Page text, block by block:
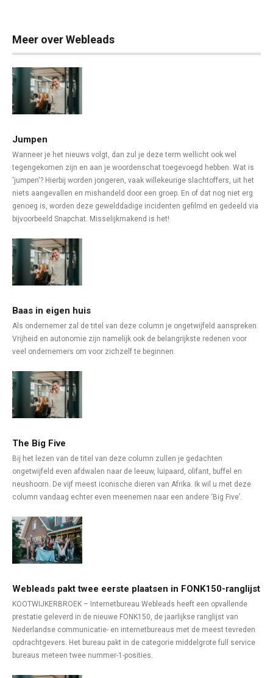
Meer over Webleads
Jumpen
Wanneer je het nieuws volgt, dan zul je deze term wellicht ook wel
tegengekomen zijn en aan je woordenschat toegevoegd hebben. Wat is
'jumpen'? Hierbij worden jongeren, vaak willekeurige slachtoffers, uit het
niets aangevallen en mishandeld door een groep. En of dat nog niet erg
genoeg is, worden deze gewelddadige incidenten gefilmd en gedeeld via
bijvoorbeeld Snapchat. Misselijkmakend is het!
Baas in eigen huis
Als ondernemer zal de titel van deze column je ongetwijfeld aanspreken.
Vrijheid en autonomie zijn namelijk ook de belangrijkste redenen voor
veel ondernemers om voor zichzelf te beginnen.
The Big Five
Bij het lezen van de titel van deze column zullen je gedachten
ongetwijfeld even afdwalen naar de leeuw, luipaard, olifant, buffel en
neushoorn. De vijf meest iconische dieren van Afrika. Ik wil u met deze
column vandaag echter even meenemen naar een andere ‘Big Five’.
Webleads pakt twee eerste plaatsen in FONK150-ranglijst
KOOTWIJKERBROEK – Internetbureau Webleads heeft een opvallende
prestatie geleverd in de nieuwe FONK150, de jaarlijkse ranglijst van
Nederlandse communicatie- en internetbureaus met de meest tevreden
opdrachtgevers. Het bureau pakt in de categorie middelgrote full service
bureaus meteen twee nummer-1-posities.